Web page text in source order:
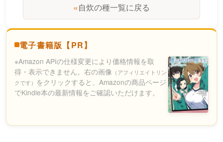
«自炊の種一覧に戻る
電子書籍版【PR】
※Amazon APIの仕様変更により価格情報を取
得・表示できません。右の画像 （アフィリエイトリン
クです） をクリックすると、Amazonの商品ページ
でKindle本の最新情報をご確認いただけます。